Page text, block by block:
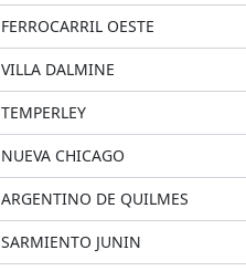
FERROCARRIL OESTE
VILLA DALMINE
TEMPERLEY
NUEVA CHICAGO
ARGENTINO DE QUILMES
SARMIENTO JUNIN